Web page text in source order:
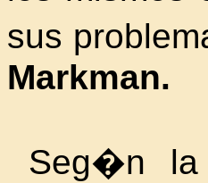
sus
Markman.
Seg�n la